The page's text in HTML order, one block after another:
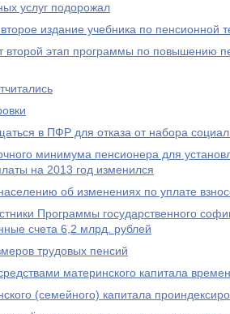
услуг подорожал
издание учебника по пенсионной
второй этап программы по повышению
в ПФР для отказа от набора
минимума пенсионера для
на 2013 год изменился
об изменениях по уплате
Программы государственного
счета 6,2 млрд. рублей
трудовых пенсий
материнского капитала
(семейного) капитала